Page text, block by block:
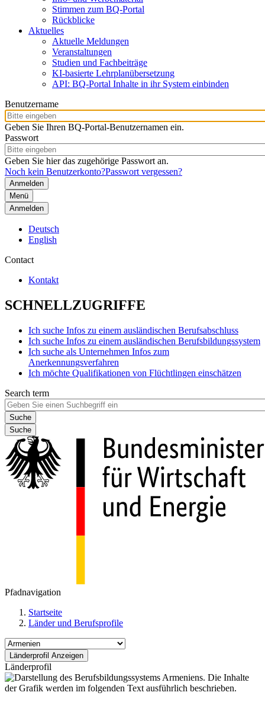
Stimmen zum BQ-Portal
Rückblicke
Aktuelles
Aktuelle Meldungen
Veranstaltungen
Studien und Fachbeiträge
KI-basierte Lehrplanübersetzung
API: BQ-Portal Inhalte in ihr System einbinden
Benutzername
Geben Sie Ihren BQ-Portal-Benutzernamen ein.
Passwort
Geben Sie hier das zugehörige Passwort an.
Noch kein Benutzerkonto?Passwort vergessen?
Menü
Anmelden
Deutsch
English
Contact
Kontakt
SCHNELLZUGRIFFE
Ich suche Infos zu einem ausländischen Berufsabschluss
Ich suche Infos zu einem ausländischen Berufsbildungssystem
Ich suche als Unternehmen Infos zum
Anerkennungsverfahren
Ich möchte Qualifikationen von Flüchtlingen einschätzen
Search term
Suche
Pfadnavigation
Startseite
Länder und Berufsprofile
Länderprofil